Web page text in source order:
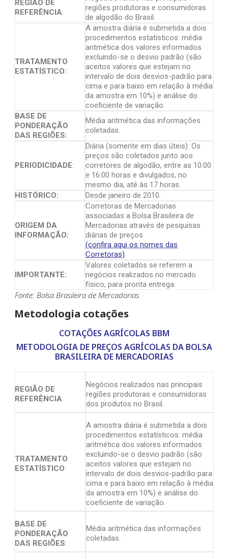
REGIÃO DE
REFERÊNCIA:
regiões produtoras e consumidoras
de algodão do Brasil.
TRATAMENTO
ESTATÍSTICO:
A amostra diária é submetida a dois
procedimentos estatísticos: média
aritmética dos valores informados
excluindo-se o desvio padrão (são
aceitos valores que estejam no
intervalo de dois desvios-padrão para
cima e para baixo em relação à média
da amostra em 10%) e análise do
coeficiente de variação.
BASE DE
PONDERAÇÃO
DAS REGIÕES:
Média aritmética das informações
coletadas.
PERIODICIDADE:
Diária (somente em dias úteis). Os
preços são coletados junto aos
corretores de algodão, entre as 10:00
e 16:00 horas e divulgados, no
mesmo dia, até às 17 horas.
HISTÓRICO:
Desde janeiro de 2010.
ORIGEM DA
INFORMAÇÃO:
Corretoras de Mercadorias
associadas a Bolsa Brasileira de
Mercadorias através de pesquisas
diárias de preços
(confira aqui os nomes das
Corretoras).
IMPORTANTE:
Valores coletados se referem a
negócios realizados no mercado
físico, para pronta entrega.
Fonte: Bolsa Brasileira de Mercadorias
Metodologia cotações
COTAÇÕES AGRÍCOLAS BBM
METODOLOGIA DE PREÇOS AGRÍCOLAS DA BOLSA
BRASILEIRA DE MERCADORIAS
REGIÃO DE
REFERÊNCIA:
Negócios realizados nas principais
regiões produtoras e consumidoras
dos produtos no Brasil.
TRATAMENTO
ESTATÍSTICO:
A amostra diária é submetida a dois
procedimentos estatísticos: média
aritmética dos valores informados
excluindo-se o desvio padrão (são
aceitos valores que estejam no
intervalo de dois desvios-padrão para
cima e para baixo em relação à média
da amostra em 10%) e análise do
coeficiente de variação.
BASE DE
PONDERAÇÃO
DAS REGIÕES:
Média aritmética das informações
coletadas.